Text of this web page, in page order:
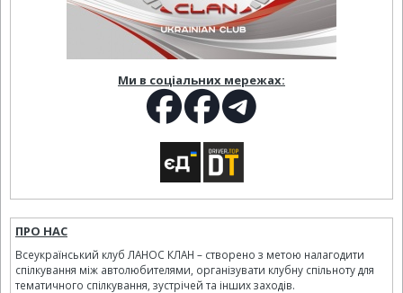
Ми в соціальних мережах:
ПРО НАС
Всеукраїнський клуб ЛАНОС КЛАН – створено з метою налагодити
спілкування між автолюбителями, організувати клубну спільноту для
тематичного спілкування, зустрічей та інших заходів.